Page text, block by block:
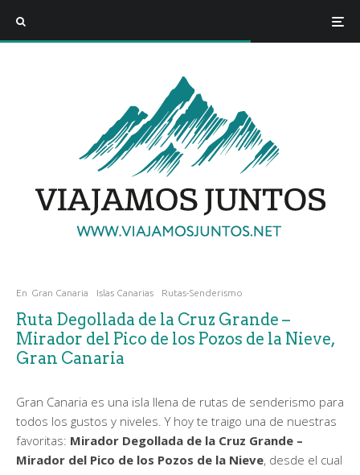
En Gran Canaria Islas Canarias Rutas-Senderismo
Ruta Degollada de la Cruz Grande –
Mirador del Pico de los Pozos de la Nieve,
Gran Canaria
Gran Canaria es una isla llena de rutas de senderismo para
todos los gustos y niveles. Y hoy te traigo una de nuestras
favoritas: Mirador Degollada de la Cruz Grande –
Mirador del Pico de los Pozos de la Nieve, desde el cual